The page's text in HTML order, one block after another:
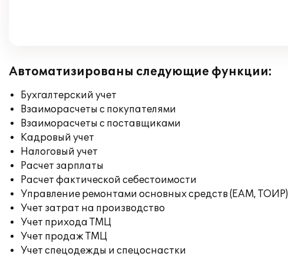
Автоматизированы следующие функции:
Бухгалтерский учет
Взаиморасчеты с покупателями
Взаиморасчеты с поставщиками
Кадровый учет
Налоговый учет
Расчет зарплаты
Расчет фактической себестоимости
Управление ремонтами основных средств (EAM, ТОИР)
Учет затрат на производство
Учет прихода ТМЦ
Учет продаж ТМЦ
Учет спецодежды и спецоснастки